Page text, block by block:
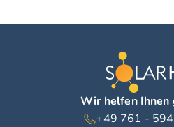
Wir helfen Ihnen
+49 761 -